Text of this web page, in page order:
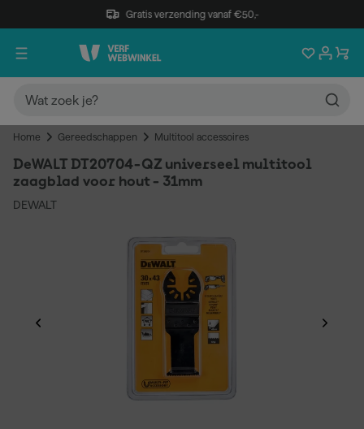
Gratis verzending vanaf €50,-
Home Gereedschappen Multitool accessoires
DeWALT DT20704-QZ universeel multitool
zaagblad voor hout - 31mm
DEWALT